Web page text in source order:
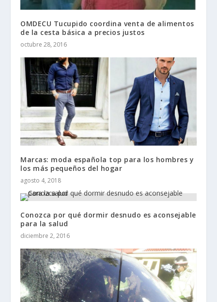
OMDECU Tucupido coordina venta de alimentos
de la cesta básica a precios justos
octubre 28, 2016
Marcas: moda española top para los hombres y
los más pequeños del hogar
agosto 4, 2018
Conozca por qué dormir desnudo es aconsejable
para la salud
diciembre 2, 2016